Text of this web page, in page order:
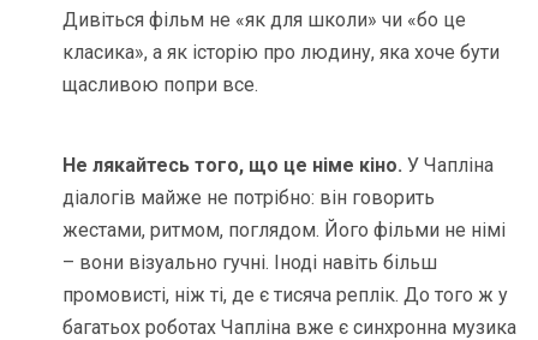
Дивіться фільм не «як для школи» чи «бо це
класика», а як історію про людину, яка хоче бути
щасливою попри все.
Не лякайтесь того, що це німе кіно.У Чапліна
діалогів майже не потрібно: він говорить
жестами, ритмом, поглядом. Його фільми не німі
– вони візуально гучні. Іноді навіть більш
промовисті, ніж ті, де є тисяча реплік. До того ж у
багатьох роботах Чапліна вже є синхронна музика